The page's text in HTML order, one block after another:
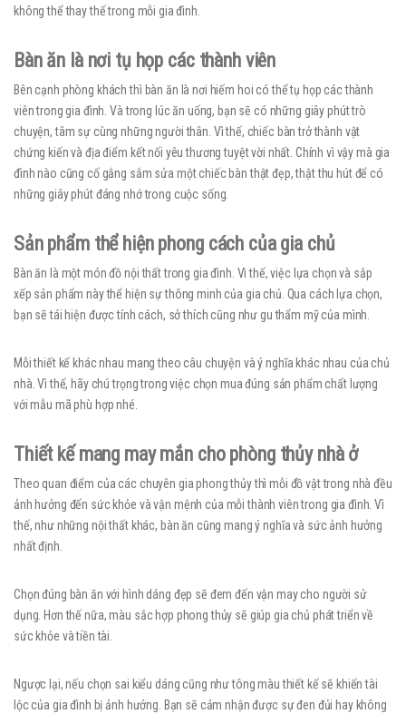
không thể thay thế trong mỗi gia đình.
Bàn ăn là nơi tụ họp các thành viên
Bên cạnh phòng khách thì bàn ăn là nơi hiếm hoi có thể tụ họp các thành
viên trong gia đình. Và trong lúc ăn uống, bạn sẽ có những giây phút trò
chuyện, tâm sự cùng những người thân. Vì thế, chiếc bàn trở thành vật
chứng kiến và địa điểm kết nối yêu thương tuyệt vời nhất. Chính vì vậy mà gia
đình nào cũng cố gắng sắm sửa một chiếc bàn thật đẹp, thật thu hút để có
những giây phút đáng nhớ trong cuộc sống.
Sản phẩm thể hiện phong cách của gia chủ
Bàn ăn là một món đồ nội thất trong gia đình. Vì thế, việc lựa chọn và sắp
xếp sản phẩm này thể hiện sự thông minh của gia chủ. Qua cách lựa chọn,
bạn sẽ tái hiện được tính cách, sở thích cũng như gu thẩm mỹ của mình.
Mỗi thiết kế khác nhau mang theo câu chuyện và ý nghĩa khác nhau của chủ
nhà. Vì thế, hãy chú trọng trong việc chọn mua đúng sản phẩm chất lượng
với mẫu mã phù hợp nhé.
Thiết kế mang may mắn cho phòng thủy nhà ở
Theo quan điểm của các chuyên gia phong thủy thì mỗi đồ vật trong nhà đều
ảnh hưởng đến sức khỏe và vận mệnh của mỗi thành viên trong gia đình. Vì
thế, như những nội thất khác, bàn ăn cũng mang ý nghĩa và sức ảnh hưởng
nhất định.
Chọn đúng bàn ăn với hình dáng đẹp sẽ đem đến vận may cho người sử
dụng. Hơn thế nữa, màu sắc hợp phong thủy sẽ giúp gia chủ phát triển về
sức khỏe và tiền tài.
Ngược lại, nếu chọn sai kiểu dáng cũng như tông màu thiết kế sẽ khiến tài
lộc của gia đình bị ảnh hưởng. Bạn sẽ cảm nhận được sự đen đủi hay không